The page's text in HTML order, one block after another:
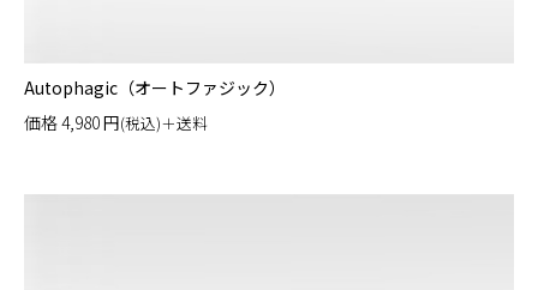
Autophagic（オートファジック）
価格4,980円(税込)＋送料